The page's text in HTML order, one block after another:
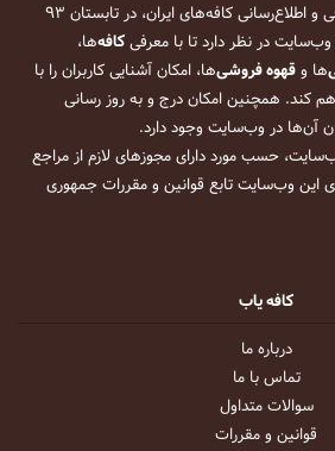
کافه‌یاب به عنوان مرجع معرفی و اطلاع‌رسانی کافه‌های ایران، در تابستان ۹۳
در نظر دارد تا با معرفیکافه‌ها،
‌ها وقهوه فروشی‌ها، امکان آشنایی کاربران را با
کند. همچنین امکان درج و به روز رسانی
آن‌ها در وب‌سایت وجود دارد.
حسب مورد دارای مجوزهای لازم از مراجع
این وب‌سایت تابع قوانین و مقررات جمهوری
کافه یاب
درباره ما
تماس با ما
سوالات متداول
قوانین و مقررات